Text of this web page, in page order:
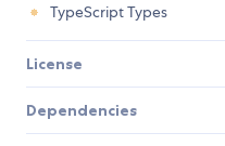
TypeScript Types
License
Dependencies